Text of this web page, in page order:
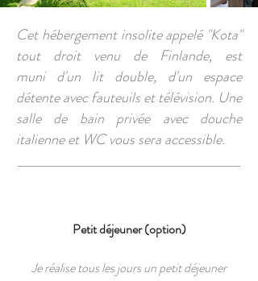
Cet hébergement insolite appelé "Kota"
tout droit venu de Finlande, est
muni d'un lit double, d'un espace
détente avec fauteuils et télévision. Une
salle de bain privée avec douche
italienne et WC vous sera accessible.
Petit déjeuner (option)
Je réalise tous les jours un petit déjeuner